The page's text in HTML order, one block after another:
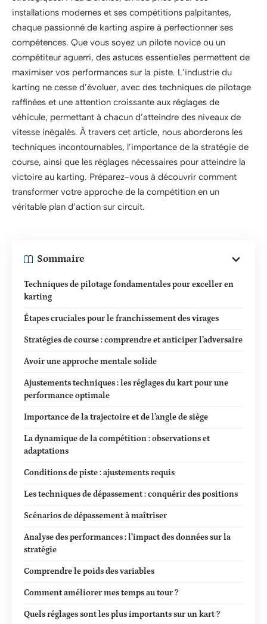
installations modernes et ses compétitions palpitantes,
chaque passionné de karting aspire à perfectionner ses
compétences. Que vous soyez un pilote novice ou un
compétiteur aguerri, des astuces essentielles permettent de
maximiser vos performances sur la piste. L’industrie du
karting ne cesse d’évoluer, avec des techniques de pilotage
raffinées et une attention croissante aux réglages de
véhicule, permettant à chacun d’atteindre des niveaux de
vitesse inégalés. À travers cet article, nous aborderons les
techniques incontournables, l’importance de la stratégie de
course, ainsi que les réglages nécessaires pour atteindre la
victoire au karting. Préparez-vous à découvrir comment
transformer votre approche de la compétition en un
véritable plan d’action sur circuit.
Sommaire
Techniques de pilotage fondamentales pour exceller en
karting
Étapes cruciales pour le franchissement des virages
Stratégies de course : comprendre et anticiper l’adversaire
Avoir une approche mentale solide
Ajustements techniques : les réglages du kart pour une
performance optimale
Importance de la trajectoire et de l’angle de siège
La dynamique de la compétition : observations et
adaptations
Conditions de piste : ajustements requis
Les techniques de dépassement : conquérir des positions
Scénarios de dépassement à maîtriser
Analyse des performances : l’impact des données sur la
stratégie
Comprendre le poids des variables
Comment améliorer mes temps au tour ?
Quels réglages sont les plus importants sur un kart ?